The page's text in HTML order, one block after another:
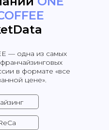
— одна из самых
в формате «все
цене».